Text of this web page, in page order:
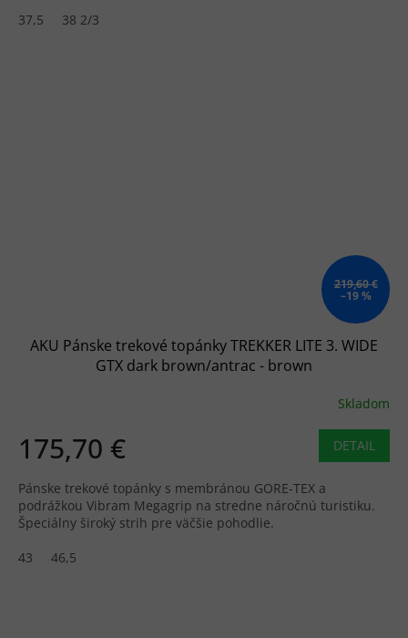
37,5
38 2/3
219,60 €
–19 %
AKU Pánske trekové topánky TREKKER LITE 3. WIDE
GTX dark brown/antrac - brown
Skladom
175,70 € DETAIL
Pánske trekové topánky s membránou GORE-TEX a
podrážkou Vibram Megagrip na stredne náročnú turistiku.
Špeciálny široký strih pre väčšie pohodlie.
43
46,5